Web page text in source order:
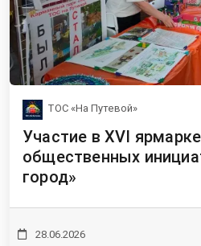
ТОС «На Путевой»
Участие в XVI
общественных
город»
28.06.2026